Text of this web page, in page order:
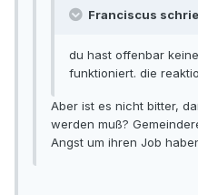
Franciscus
du hast offenbar
funktioniert. die
Aber ist es nicht bitter,
werden muß?
Angst um ihren Job